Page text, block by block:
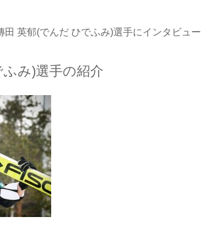
英郁(でんだ ひでふみ)選手にインタビュー
み)選手の紹介